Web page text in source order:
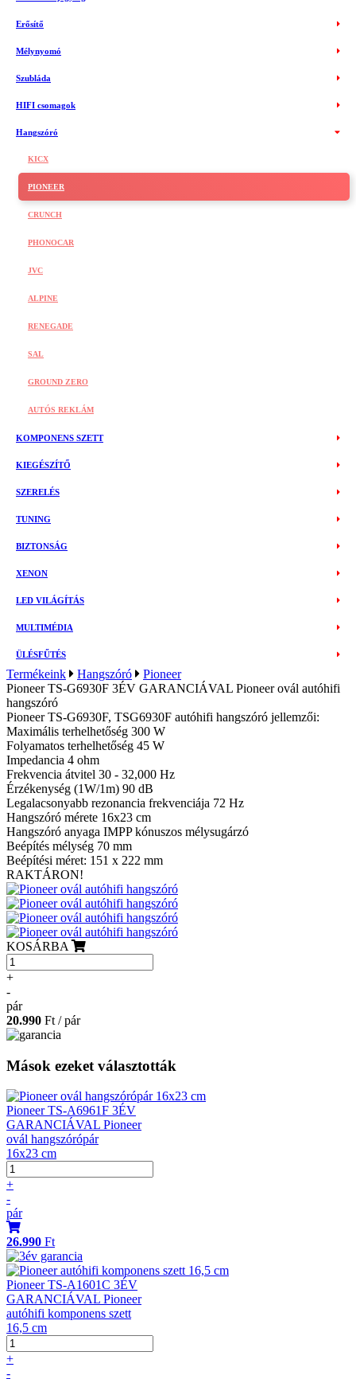
Erősítő
Mélynyomó
Szubláda
HIFI csomagok
Hangszóró
KICX
PIONEER
CRUNCH
PHONOCAR
JVC
ALPINE
RENEGADE
SAL
GROUND ZERO
AUTÓS REKLÁM
KOMPONENS SZETT
KIEGÉSZÍTŐ
SZERELÉS
TUNING
BIZTONSÁG
XENON
LED VILÁGÍTÁS
MULTIMÉDIA
ÜLÉSFŰTÉS
Termékeink Hangszóró
Pioneer
Pioneer TS-G6930F 3ÉV GARANCIÁVAL Pioneer ovál autóhifi
hangszóró
Pioneer TS-G6930F, TSG6930F autóhifi hangszóró jellemzői:
Maximális terhelhetőség 300 W
Folyamatos terhelhetőség 45 W
Impedancia 4 ohm
Frekvencia átvitel 30 - 32,000 Hz
Érzékenység (1W/1m) 90 dB
Legalacsonyabb rezonancia frekvenciája 72 Hz
Hangszóró mérete 16x23 cm
Hangszóró anyaga IMPP kónuszos mélysugárzó
Beépítés mélység 70 mm
Beépítési méret: 151 x 222 mm
RAKTÁRON!
KOSÁRBA
+
-
pár
20.990 Ft / pár
Mások ezeket választották
Pioneer TS-A6961F 3ÉV
GARANCIÁVAL Pioneer
ovál hangszórópár
16x23 cm
+
-
pár
26.990 Ft
Pioneer TS-A1601C 3ÉV
GARANCIÁVAL Pioneer
autóhifi komponens szett
16,5 cm
+
-